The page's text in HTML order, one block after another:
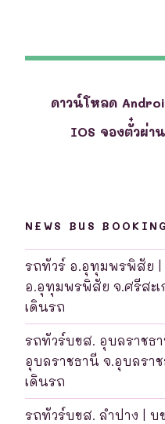
ดาวน์โหลด
IOS จองตั๋วผ่า
NEWS BUS
รถทัวร์ อ.อุทุมพรพิสัย
อ.อุทุมพรพิสัย จ.ศรีสะเ
เดินรถ
รถทัวร์บขส. อุบลราชธ
อุบลราชธานี จ.อุบลรา
เดินรถ
รถทัวร์บขส. ลำปาง |